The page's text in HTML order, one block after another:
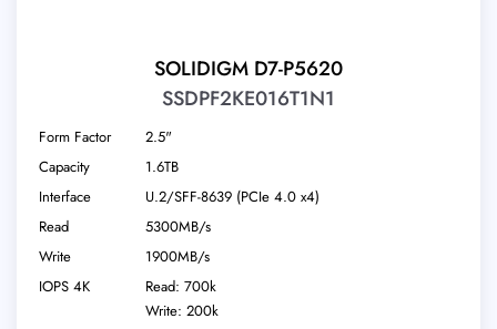
SOLIDIGM D7-P5620
SSDPF2KE016T1N1
Form Factor
2.5"
Capacity
1.6TB
Interface
U.2/​SFF-8639 (PCIe 4.0 x4)
Read
5300MB/s
Write
1900MB/s
IOPS 4K
Read: 700k
Write: 200k